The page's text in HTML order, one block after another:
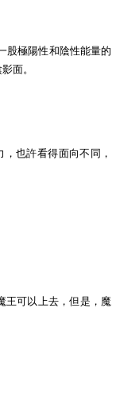
股極陽性和陰性能量的
面。
也許看得面向不同，
王可以上去，但是，魔